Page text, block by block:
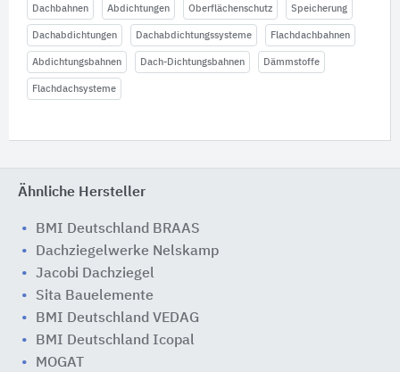
Dachbahnen Abdichtungen Oberflächenschutz Speicherung
Dachabdichtungen Dachabdichtungssysteme Flachdachbahnen
Abdichtungsbahnen Dach-Dichtungsbahnen Dämmstoffe
Flachdachsysteme
Ähnliche Hersteller
BMI Deutschland BRAAS
Dachziegelwerke Nelskamp
Jacobi Dachziegel
Sita Bauelemente
BMI Deutschland VEDAG
BMI Deutschland Icopal
MOGAT